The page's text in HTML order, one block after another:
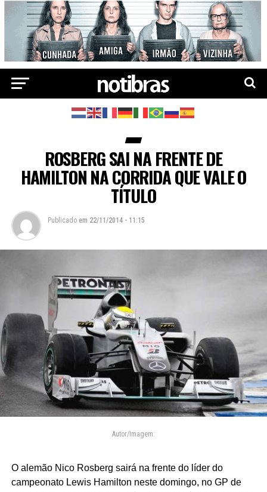
ROSBERG SAI NA FRENTE DE
HAMILTON NA CORRIDA QUE VALE O
TÍTULO
Publicado em 22/11/2014 - 11:15
Autor/Imagem:
O alemão Nico Rosberg sairá na frente do líder do
campeonato Lewis Hamilton neste domingo, no GP de